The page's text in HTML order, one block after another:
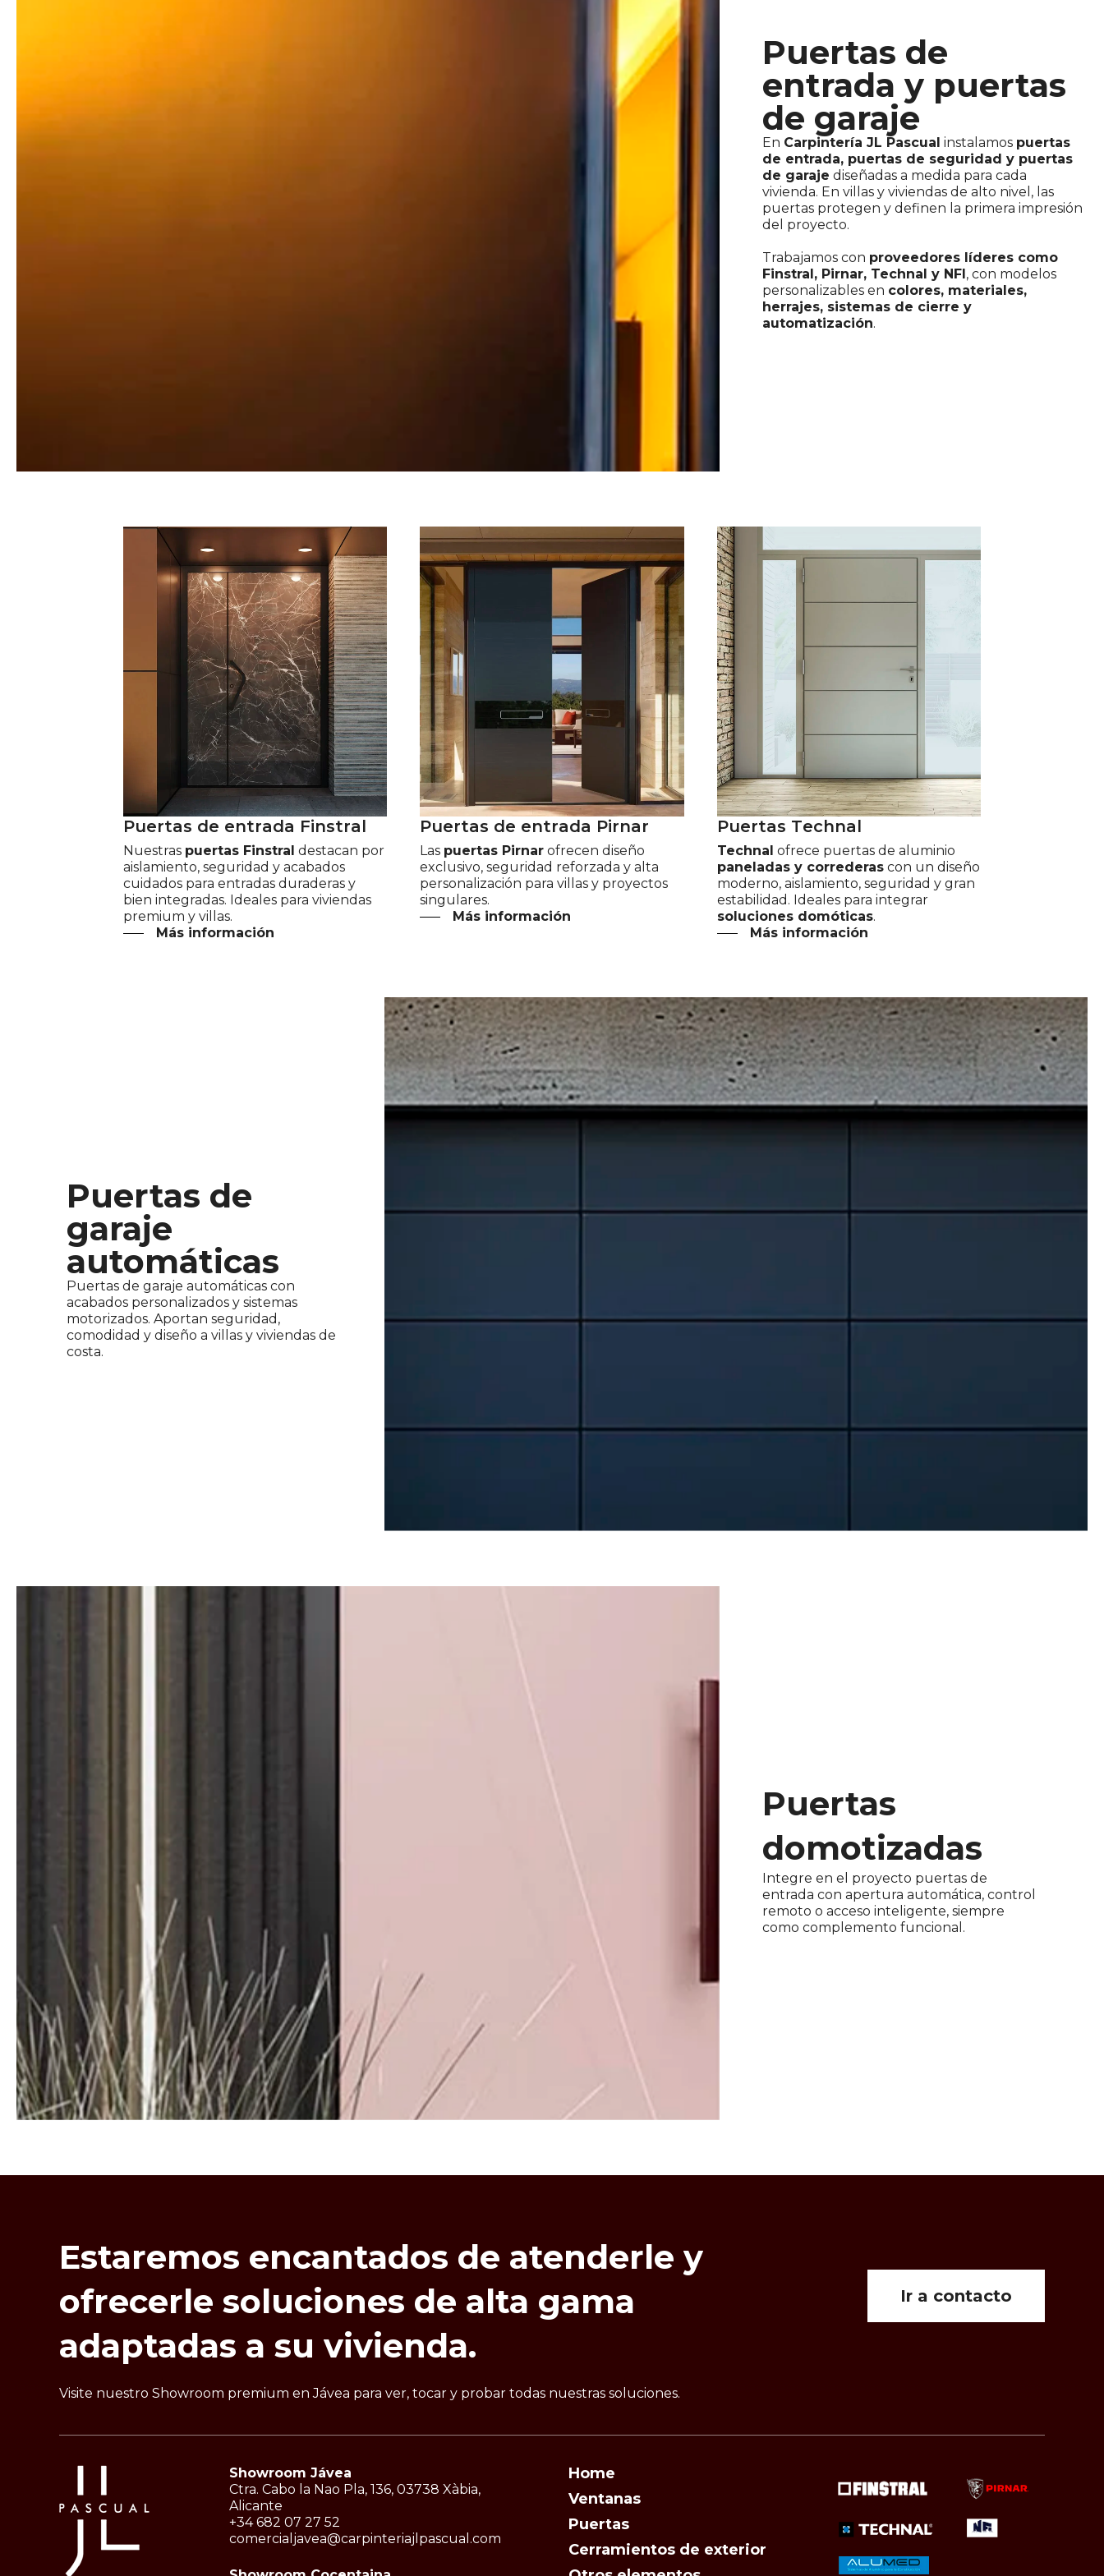
Puertas de
entrada y puertas
de garaje
En Carpintería JL Pascual instalamos puertas
de entrada, puertas de seguridad y puertas
de garaje diseñadas a medida para cada
vivienda. En villas y viviendas de alto nivel, las
puertas protegen y definen la primera impresión
del proyecto.
Trabajamos con proveedores líderes como
Finstral, Pirnar, Technal y NFI, con modelos
personalizables en colores, materiales,
herrajes, sistemas de cierre y
automatización.
Puertas de entrada Finstral
Nuestras puertas Finstral destacan por
aislamiento, seguridad y acabados
cuidados para entradas duraderas y
bien integradas. Ideales para viviendas
premium y villas.
Más información
Puertas de entrada Pirnar
Las puertas Pirnar ofrecen diseño
exclusivo, seguridad reforzada y alta
personalización para villas y proyectos
singulares.
Más información
Puertas Technal
Technal ofrece puertas de aluminio
paneladas y correderascon un diseño
moderno, aislamiento, seguridad y gran
estabilidad. Ideales para integrar
soluciones domóticas.
Más información
Puertas de
garaje
automáticas
Puertas de garaje automáticas con
acabados personalizados y sistemas
motorizados. Aportan seguridad,
comodidad y diseño a villas y viviendas de
costa.
Puertas
domotizadas
Integre en el proyecto puertas de
entrada con apertura automática, control
remoto o acceso inteligente, siempre
como complemento funcional.
Estaremos encantados de atenderle y
ofrecerle soluciones de alta gama
adaptadas a su vivienda.
Visite nuestro Showroom premium en Jávea para ver, tocar y probar todas nuestras soluciones.
Ir a contacto
Showroom Jávea
Ctra. Cabo la Nao Pla, 136, 03738 Xàbia,
Alicante
+34 682 07 27 52
comercialjavea@carpinteriajlpascual.com
Home
Ventanas
Puertas
Cerramientos de exterior